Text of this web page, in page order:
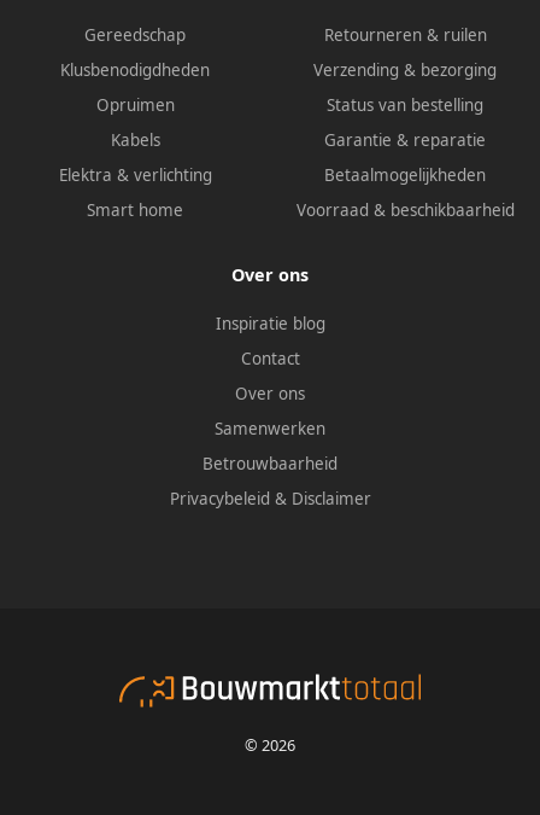
Gereedschap
Klusbenodigdheden
Opruimen
Kabels
Elektra & verlichting
Smart home
Retourneren & ruilen
Verzending & bezorging
Status van bestelling
Garantie & reparatie
Betaalmogelijkheden
Voorraad & beschikbaarheid
Over ons
Inspiratie blog
Contact
Over ons
Samenwerken
Betrouwbaarheid
Privacybeleid & Disclaimer
© 2026